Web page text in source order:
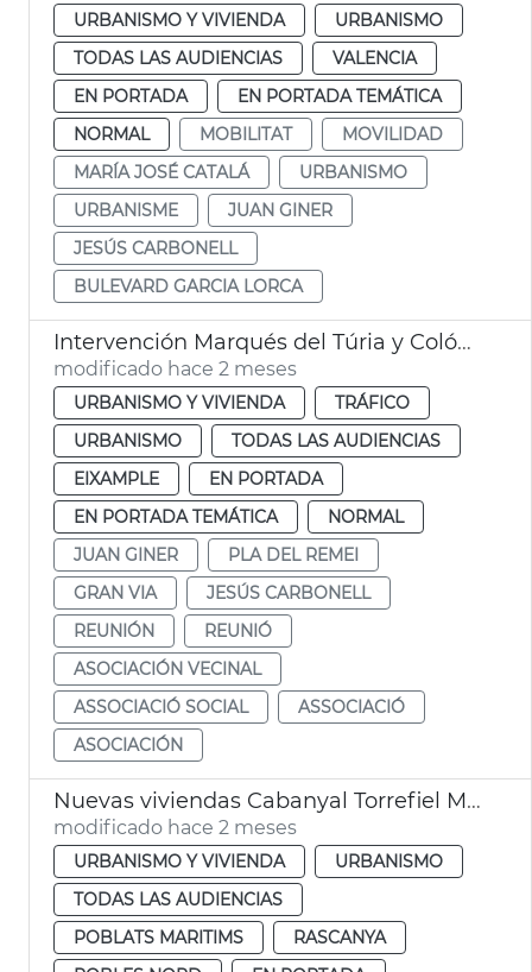
URBANISMO Y VIVIENDA
URBANISMO
TODAS LAS AUDIENCIAS
VALENCIA
EN PORTADA
EN PORTADA TEMÁTICA
NORMAL
MOBILITAT
MOVILIDAD
MARÍA JOSÉ CATALÁ
URBANISMO
URBANISME
JUAN GINER
JESÚS CARBONELL
BULEVARD GARCIA LORCA
Intervención Marqués del Túria y Colón València
modificado hace 2 meses
URBANISMO Y VIVIENDA
TRÁFICO
URBANISMO
TODAS LAS AUDIENCIAS
EIXAMPLE
EN PORTADA
EN PORTADA TEMÁTICA
NORMAL
JUAN GINER
PLA DEL REMEI
GRAN VIA
JESÚS CARBONELL
REUNIÓN
REUNIÓ
ASOCIACIÓN VECINAL
ASSOCIACIÓ SOCIAL
ASSOCIACIÓ
ASOCIACIÓN
Nuevas viviendas Cabanyal Torrefiel Massrrojos València
modificado hace 2 meses
URBANISMO Y VIVIENDA
URBANISMO
TODAS LAS AUDIENCIAS
POBLATS MARITIMS
RASCANYA